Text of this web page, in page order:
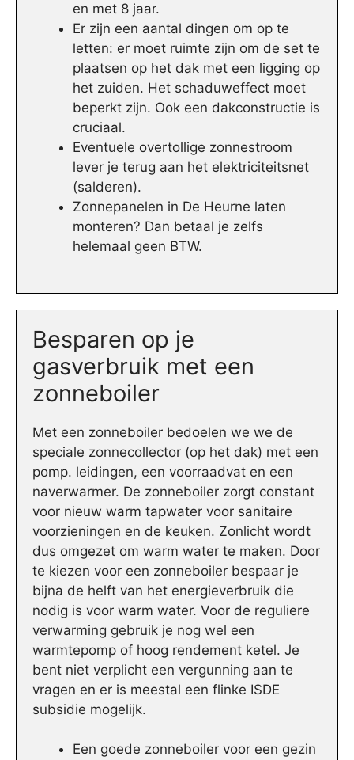
en met 8 jaar.
Er zijn een aantal dingen om op te
letten: er moet ruimte zijn om de set te
plaatsen op het dak met een ligging op
het zuiden. Het schaduweffect moet
beperkt zijn. Ook een dakconstructie is
cruciaal.
Eventuele overtollige zonnestroom
lever je terug aan het elektriciteitsnet
(salderen).
Zonnepanelen in De Heurne laten
monteren? Dan betaal je zelfs
helemaal geen BTW.
Besparen op je
gasverbruik met een
zonneboiler
Met een zonneboiler bedoelen we we de
speciale zonnecollector (op het dak) met een
pomp. leidingen, een voorraadvat en een
naverwarmer. De zonneboiler zorgt constant
voor nieuw warm tapwater voor sanitaire
voorzieningen en de keuken. Zonlicht wordt
dus omgezet om warm water te maken. Door
te kiezen voor een zonneboiler bespaar je
bijna de helft van het energieverbruik die
nodig is voor warm water. Voor de reguliere
verwarming gebruik je nog wel een
warmtepomp of hoog rendement ketel. Je
bent niet verplicht een vergunning aan te
vragen en er is meestal een flinke ISDE
subsidie mogelijk.
Een goede zonneboiler voor een gezin